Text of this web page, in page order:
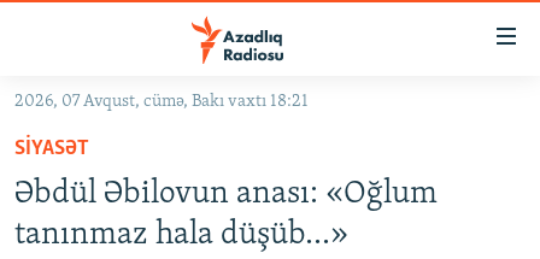
Əsas
qayıt
Əsas
qayıt
GÜNDƏM
#İZAHLA
KORRUPSIOMETR
2026, 07 Avqust, cümə, Bakı vaxtı 18:21
SIYASƏT
Əbdül Əbilovun anası: «Oğlum
tanınmaz hala düşüb...»